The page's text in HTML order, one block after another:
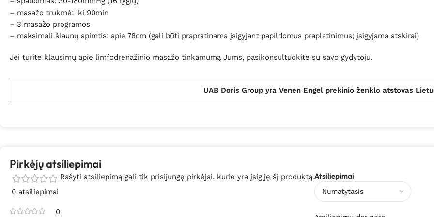
– masažo trukmė: iki 90min
– 3 masažo programos
– maksimali šlaunų apimtis: apie 78cm (gali būti prapratinama įsigyjant papildomus praplatinimus; įsigyjama atskirai)
Jei turite klausimų apie limfodrenažinio masažo tinkamumą Jums, pasikonsultuokite su savo gydytoju.
UAB Doris Group yra Venen Engel prekinio ženklo atstovas
Pirkėjų atsiliepimai
0 atsiliepimai
0
Atsiliepimai
Rašyti atsiliepimą gali tik prisijungę pirkėjai, kurie yra įsigiję šį produktą.